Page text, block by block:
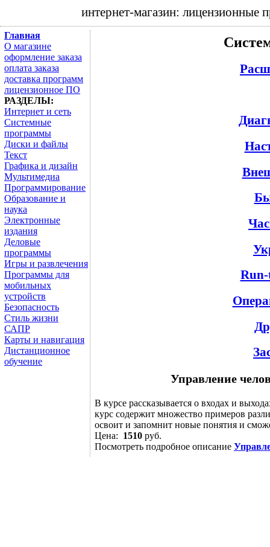
интернет-магазин:
Главная
О магазине
оформление заказа
оплата заказа
доставка программ
лицензионное ПО
РАЗДЕЛЫ:
Интернет и сеть
Системные
программы
Диски и файлы
Текст
Графика и дизайн
Мультимедиа
Программирование
Образование и
наука
Электронные
издания
Деловые
программы
Игры и развлечения
Программы для
мобильных
устройств
Безопасность
Стиль жизни
САПР
Карты и навигация
Дистанционное
обучение
Управление
В курсе рассказывается о входах и
курс содержит множество примеров
освоит и запомнит новые понятия и
Цена: 1510 руб.
Посмотреть подробное описание